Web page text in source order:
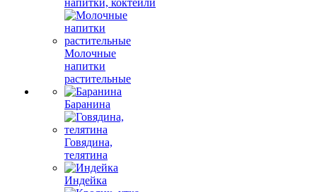
Молочные
напитки
растительные
Баранина
Говядина,
телятина
Индейка